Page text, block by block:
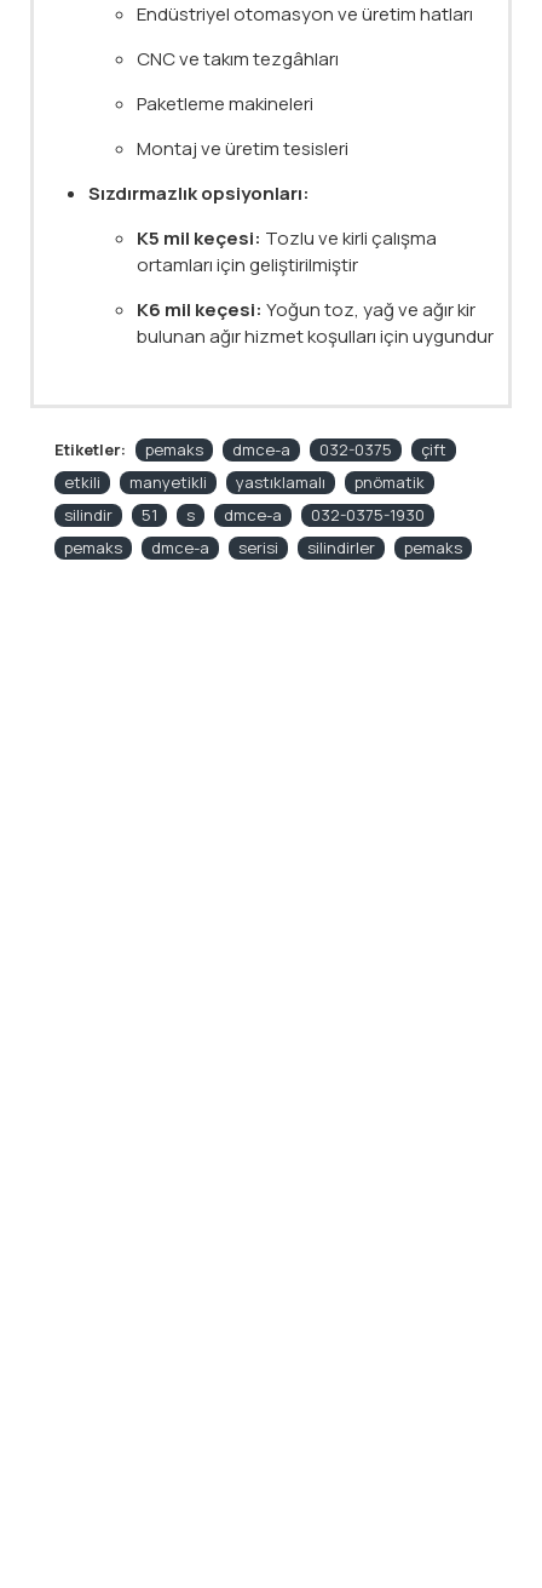
Endüstriyel otomasyon ve üretim hatları
CNC ve takım tezgâhları
Paketleme makineleri
Montaj ve üretim tesisleri
Sızdırmazlık opsiyonları:
K5 mil keçesi: Tozlu ve kirli çalışma
ortamları için geliştirilmiştir
K6 mil keçesi: Yoğun toz, yağ ve ağır kir
bulunan ağır hizmet koşulları için uygundur
Etiketler: pemaks dmce-a 032-0375
çift
etkili
manyetikli yastıklamalı
pnömatik
silindir
51 s dmce-a
032-0375-1930
pemaks
dmce-a serisi silindirler pemaks